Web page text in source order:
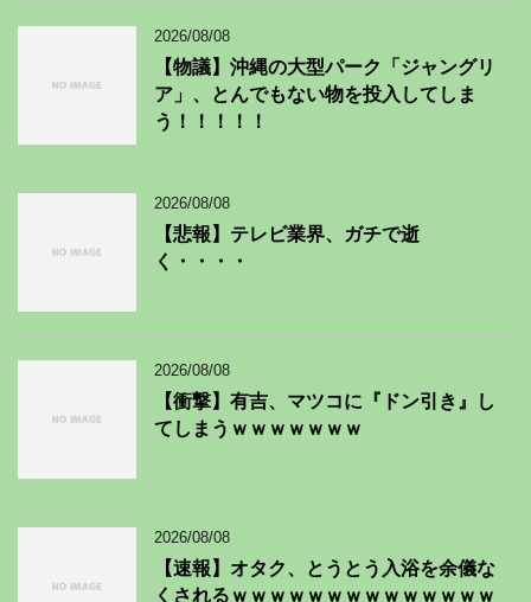
2026/08/08
【物議】沖縄の大型パーク「ジャングリ
ア」、とんでもない物を投入してしま
う！！！！！
2026/08/08
【悲報】テレビ業界、ガチで逝
く・・・・
2026/08/08
【衝撃】有吉、マツコに『ドン引き』し
てしまうｗｗｗｗｗｗｗ
2026/08/08
【速報】オタク、とうとう入浴を余儀な
くされるｗｗｗｗｗｗｗｗｗｗｗｗｗｗ